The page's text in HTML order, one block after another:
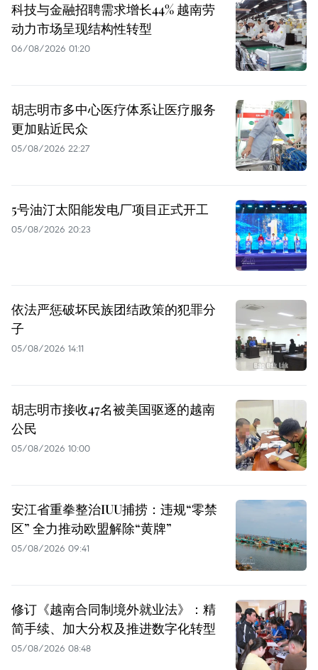
科技与金融招聘需求增长44% 越南劳
动力市场呈现结构性转型
06/08/2026 01:20
胡志明市多中心医疗体系让医疗服务
更加贴近民众
05/08/2026 22:27
5号油汀太阳能发电厂项目正式开工
05/08/2026 20:23
依法严惩破坏民族团结政策的犯罪分
子
05/08/2026 14:11
胡志明市接收47名被美国驱逐的越南
公民
05/08/2026 10:00
安江省重拳整治IUU捕捞：违规“零禁
区” 全力推动欧盟解除“黄牌”
05/08/2026 09:41
修订《越南合同制境外就业法》：精
简手续、加大分权及推进数字化转型
05/08/2026 08:48